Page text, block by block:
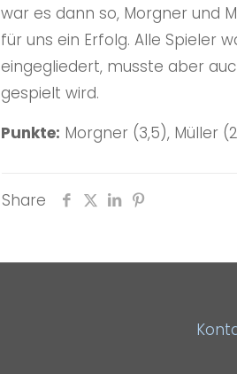
war es dann so, Morgner und
für uns ein Erfolg. Alle Spieler
eingegliedert, musste aber
gespielt wird.
Punkte: Morgner (3,5), Müller
Share